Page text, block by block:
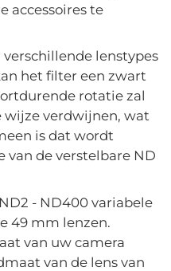
accessoires te
lenstypes
het filter een zwart
rotatie zal
wijze verdwijnen, wat
is dat wordt
van de verstelbare ND
- ND400 variabele
49 mm lenzen.
van uw camera
van de lens van